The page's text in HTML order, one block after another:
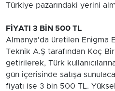
Türkiye pazarındaki yerini
FİYATI 3 BİN 500 TL
Almanya'da üretilen Enigma
Teknik A.Ş tarafından Koç
getirilerek, Türk
gün içerisinde satışa
fiyatı ise 3 bin 500 TL.